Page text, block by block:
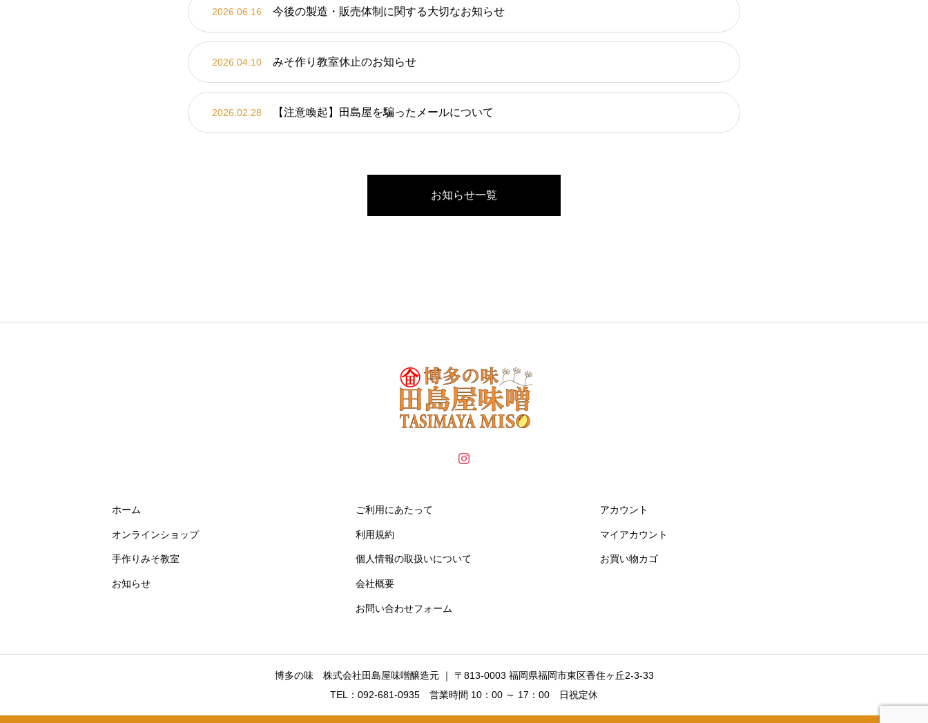
2026.06.16 今後の製造・販売体制に関する大切なお知らせ
2026.04.10 みそ作り教室休止のお知らせ
2026.02.28 【注意喚起】田島屋を騙ったメールについて
お知らせ一覧
ホーム
オンラインショップ
手作りみそ教室
お知らせ
ご利用にあたって
利用規約
個人情報の取扱いについて
会社概要
お問い合わせフォーム
アカウント
マイアカウント
お買い物カゴ
博多の味 株式会社田島屋味噌醸造元 ｜ 〒813-0003 福岡県福岡市東区香住ヶ丘2-3-33
TEL：092-681-0935 営業時間 10：00 ～ 17：00 日祝定休